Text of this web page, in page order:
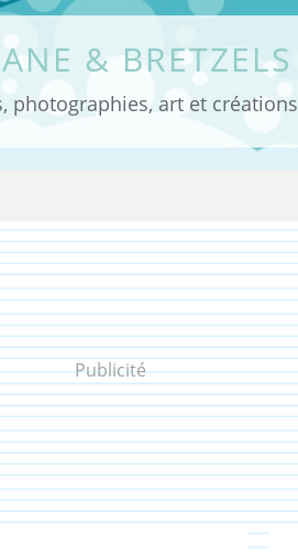
& BRETZELS
photographies, art et créations
Publicité